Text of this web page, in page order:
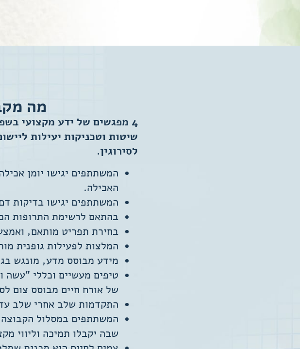
מה
4 מפגשים של ידע מקצועי
שיטות וטכניקות יעילות
לסירוגין.
המשתתפים יגישו יומן
האכילה.
המשתתפים יגישו בדיקות
בהתאם לרשימת התרופות
בחירת תפריט מותאם,
המלצות לפעילות גופנית
מידע מבוסס מדע, מונגש
טיפים מעשיים וכללי
של אורח חיים מבוסס צום
התקדמות שלב אחרי שלב
המשתתפים במסלול הקבוצה
שבה יקבלו תמיכה וליווי